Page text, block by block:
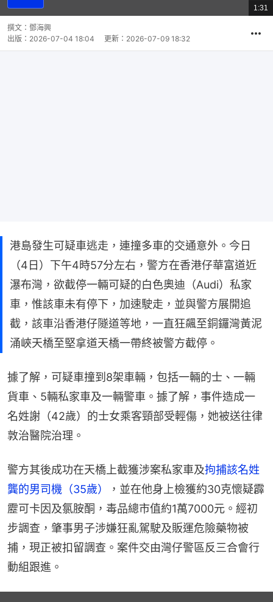
片
總
共
1:31
撰文： 鄧海興
出版： 2026-07-04 18:04 更新： 2026-07-09 18:32
港島發生可疑車逃走，連撞多車的交通意外。今日
（4日）下午4時57分左右，警方在香港仔華富道近
瀑布灣，欲截停一輛可疑的白色奧迪（Audi）私家
車，惟該車未有停下，加速駛走，並與警方展開追
截，該車沿香港仔隧道等地，一直狂飆至銅鑼灣黃泥
涌峽天橋至堅拿道天橋一帶終被警方截停。
據了解，可疑車撞到8架車輛，包括一輛的士、一輛
貨車、5輛私家車及一輛警車。據了解，事件造成一
名姓謝（42歲）的士女乘客頸部受輕傷，她被送往律
敦治醫院治理。
警方其後成功在天橋上截獲涉案私家車及拘捕該名姓
龔的男司機（35歲）
，並在他身上檢獲約30克懷疑霹
靂可卡因及氯胺酮，毒品總市值約1萬7000元。經初
步調查，肇事男子涉嫌狂亂駕駛及販運危險藥物被
捕，現正被扣留調查。案件交由灣仔警區反三合會行
動組跟進。